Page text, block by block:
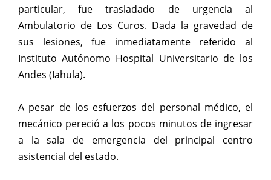
particular, fue trasladado de urgencia al
Ambulatorio de Los Curos. Dada la gravedad de
sus lesiones, fue inmediatamente referido al
Instituto Autónomo Hospital Universitario de los
Andes (Iahula).
A pesar de los esfuerzos del personal médico, el
mecánico pereció a los pocos minutos de ingresar
a la sala de emergencia del principal centro
asistencial del estado.